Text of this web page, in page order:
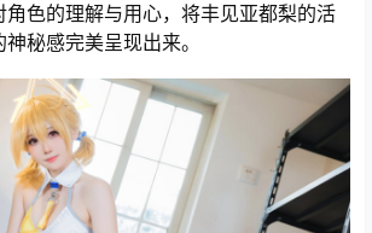
角色的理解与用心，将丰见亚都梨的活
秘感完美呈现出来。